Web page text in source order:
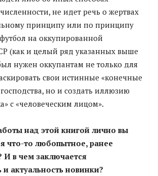
не идет речь о жертвах
принципу или по принципу
на оккупированной
(как и целый ряд указанных выше
нужен оккупантам не только для
свои истинные «конечные
но и создать иллюзию
с «человеческим лицом».
над этой книгой лично вы
что-то любопытное, ранее
И в чем заключается
актуальность новинки?